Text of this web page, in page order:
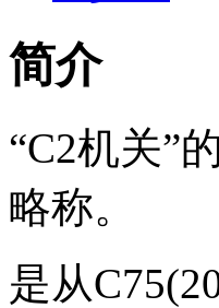
简介
“C2机关”
略称。
是从